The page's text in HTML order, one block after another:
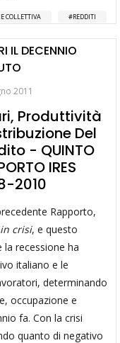
COLLETTIVA REDDITI
IL DECENNIO
2011
Produttività
Del
- QUINTO
IRES
2010
Rapporto,
crisi, e questo
la recessione ha
italiano e le
determinando
occupazione e
fa. Con la crisi
quanto di negativo